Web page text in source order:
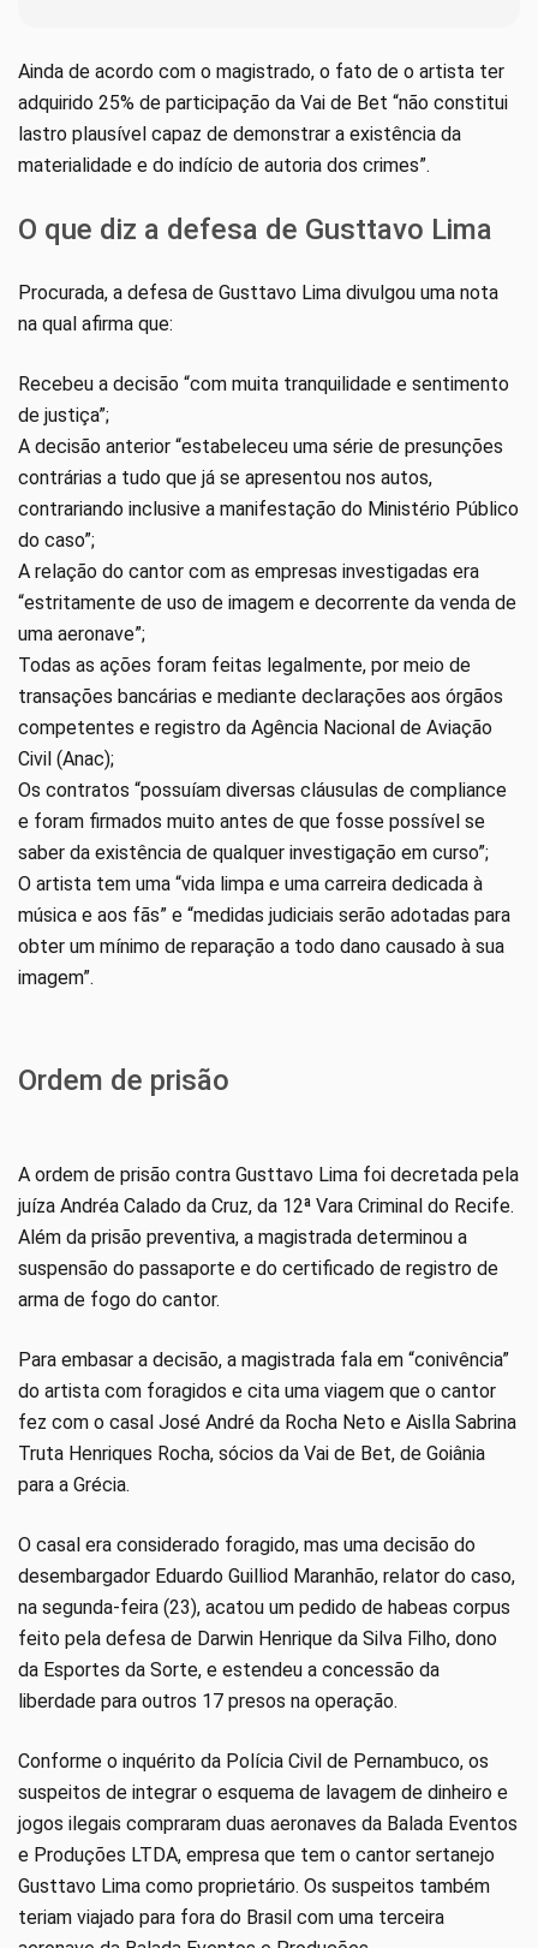
Ainda de acordo com o magistrado, o fato de o artista ter
adquirido 25% de participação da Vai de Bet “não constitui
lastro plausível capaz de demonstrar a existência da
materialidade e do indício de autoria dos crimes”.
O que diz a defesa de Gusttavo Lima
Procurada, a defesa de Gusttavo Lima divulgou uma nota
na qual afirma que:
Recebeu a decisão “com muita tranquilidade e sentimento
de justiça”;
A decisão anterior “estabeleceu uma série de presunções
contrárias a tudo que já se apresentou nos autos,
contrariando inclusive a manifestação do Ministério Público
do caso”;
A relação do cantor com as empresas investigadas era
“estritamente de uso de imagem e decorrente da venda de
uma aeronave”;
Todas as ações foram feitas legalmente, por meio de
transações bancárias e mediante declarações aos órgãos
competentes e registro da Agência Nacional de Aviação
Civil (Anac);
Os contratos “possuíam diversas cláusulas de compliance
e foram firmados muito antes de que fosse possível se
saber da existência de qualquer investigação em curso”;
O artista tem uma “vida limpa e uma carreira dedicada à
música e aos fãs” e “medidas judiciais serão adotadas para
obter um mínimo de reparação a todo dano causado à sua
imagem”.
Ordem de prisão
A ordem de prisão contra Gusttavo Lima foi decretada pela
juíza Andréa Calado da Cruz, da 12ª Vara Criminal do Recife.
Além da prisão preventiva, a magistrada determinou a
suspensão do passaporte e do certificado de registro de
arma de fogo do cantor.
Para embasar a decisão, a magistrada fala em “conivência”
do artista com foragidos e cita uma viagem que o cantor
fez com o casal José André da Rocha Neto e Aislla Sabrina
Truta Henriques Rocha, sócios da Vai de Bet, de Goiânia
para a Grécia.
O casal era considerado foragido, mas uma decisão do
desembargador Eduardo Guilliod Maranhão, relator do caso,
na segunda-feira (23), acatou um pedido de habeas corpus
feito pela defesa de Darwin Henrique da Silva Filho, dono
da Esportes da Sorte, e estendeu a concessão da
liberdade para outros 17 presos na operação.
Conforme o inquérito da Polícia Civil de Pernambuco, os
suspeitos de integrar o esquema de lavagem de dinheiro e
jogos ilegais compraram duas aeronaves da Balada Eventos
e Produções LTDA, empresa que tem o cantor sertanejo
Gusttavo Lima como proprietário. Os suspeitos também
teriam viajado para fora do Brasil com uma terceira